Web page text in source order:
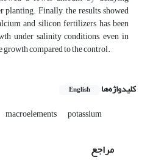
Finally, the results showed
and silicon fertilizers has been
under salinity conditions, even in
growth compared to the control.
کلیدواژه‌ها English
macroelements potassium
مراجع